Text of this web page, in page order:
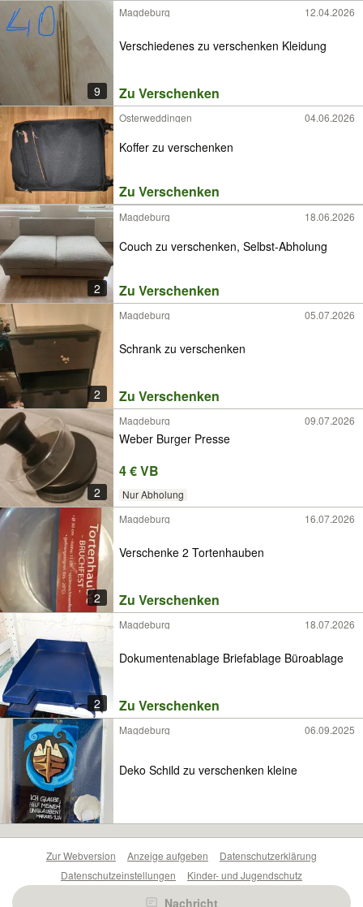
9
Magdeburg 12.04.2026
Verschiedenes zu verschenken Kleidung
Zu Verschenken
Osterweddingen 04.06.2026
Koffer zu verschenken
Zu Verschenken
2
Magdeburg 18.06.2026
Couch zu verschenken, Selbst-Abholung
Zu Verschenken
2
Magdeburg 05.07.2026
Schrank zu verschenken
Zu Verschenken
2
Magdeburg 09.07.2026
Weber Burger Presse
4 € VB
Nur Abholung
2
Magdeburg 16.07.2026
Verschenke 2 Tortenhauben
Zu Verschenken
2
Magdeburg 18.07.2026
Dokumentenablage Briefablage Büroablage
Zu Verschenken
Magdeburg 06.09.2025
Deko Schild zu verschenken kleine
Nachricht
Zur Webversion Anzeige aufgeben
Datenschutzerklärung
Datenschutzeinstellungen
Kinder- und Jugendschutz
Barrierefreiheitserklärung